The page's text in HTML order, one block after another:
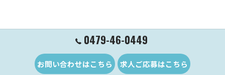
0479-46-0449
お問い合わせはこちら 求人ご応募はこちら